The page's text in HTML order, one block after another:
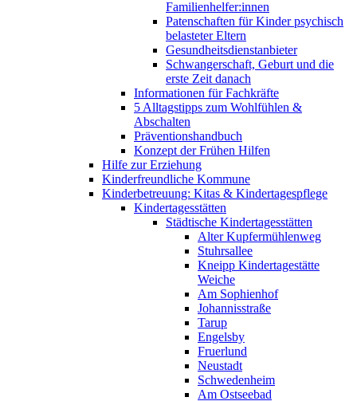
Familienhelfer:innen
Patenschaften für Kinder psychisch
belasteter Eltern
Gesundheitsdienstanbieter
Schwangerschaft, Geburt und die
erste Zeit danach
Informationen für Fachkräfte
5 Alltagstipps zum Wohlfühlen &
Abschalten
Präventionshandbuch
Konzept der Frühen Hilfen
Hilfe zur Erziehung
Kinderfreundliche Kommune
Kinderbetreuung: Kitas & Kindertagespflege
Kindertagesstätten
Städtische Kindertagesstätten
Alter Kupfermühlenweg
Stuhrsallee
Kneipp Kindertagestätte
Weiche
Am Sophienhof
Johannisstraße
Tarup
Engelsby
Fruerlund
Neustadt
Schwedenheim
Am Ostseebad